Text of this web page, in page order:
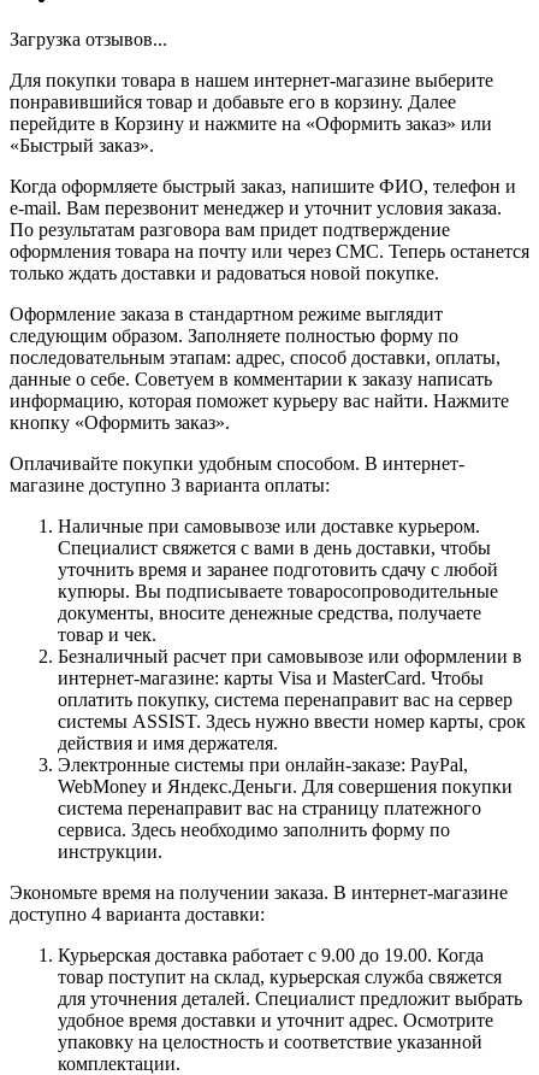
Загрузка отзывов...
Для покупки товара в нашем интернет-магазине выберите
понравившийся товар и добавьте его в корзину. Далее
перейдите в Корзину и нажмите на «Оформить заказ» или
«Быстрый заказ».
Когда оформляете быстрый заказ, напишите ФИО, телефон и
e-mail. Вам перезвонит менеджер и уточнит условия заказа.
По результатам разговора вам придет подтверждение
оформления товара на почту или через СМС. Теперь останется
только ждать доставки и радоваться новой покупке.
Оформление заказа в стандартном режиме выглядит
следующим образом. Заполняете полностью форму по
последовательным этапам: адрес, способ доставки, оплаты,
данные о себе. Советуем в комментарии к заказу написать
информацию, которая поможет курьеру вас найти. Нажмите
кнопку «Оформить заказ».
Оплачивайте покупки удобным способом. В интернет-
магазине доступно 3 варианта оплаты:
Наличные при самовывозе или доставке курьером.
Специалист свяжется с вами в день доставки, чтобы
уточнить время и заранее подготовить сдачу с любой
купюры. Вы подписываете товаросопроводительные
документы, вносите денежные средства, получаете
товар и чек.
Безналичный расчет при самовывозе или оформлении в
интернет-магазине: карты Visa и MasterCard. Чтобы
оплатить покупку, система перенаправит вас на сервер
системы ASSIST. Здесь нужно ввести номер карты, срок
действия и имя держателя.
Электронные системы при онлайн-заказе: PayPal,
WebMoney и Яндекс.Деньги. Для совершения покупки
система перенаправит вас на страницу платежного
сервиса. Здесь необходимо заполнить форму по
инструкции.
Экономьте время на получении заказа. В интернет-магазине
доступно 4 варианта доставки:
Курьерская доставка работает с 9.00 до 19.00. Когда
товар поступит на склад, курьерская служба свяжется
для уточнения деталей. Специалист предложит выбрать
удобное время доставки и уточнит адрес. Осмотрите
упаковку на целостность и соответствие указанной
комплектации.